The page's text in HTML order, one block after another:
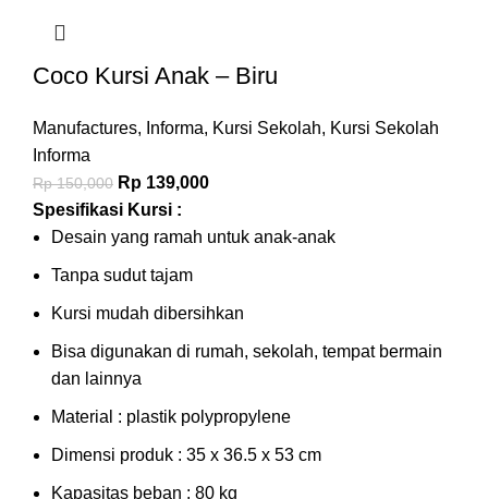
Coco Kursi Anak – Biru
Manufactures, Informa, Kursi Sekolah, Kursi Sekolah
Informa
Rp150,000 Rp 139,000
Spesifikasi Kursi :
Desain yang ramah untuk anak-anak
Tanpa sudut tajam
Kursi mudah dibersihkan
Bisa digunakan di rumah, sekolah, tempat bermain
dan lainnya
Material : plastik polypropylene
Dimensi produk : 35 x 36.5 x 53 cm
Kapasitas beban : 80 kg